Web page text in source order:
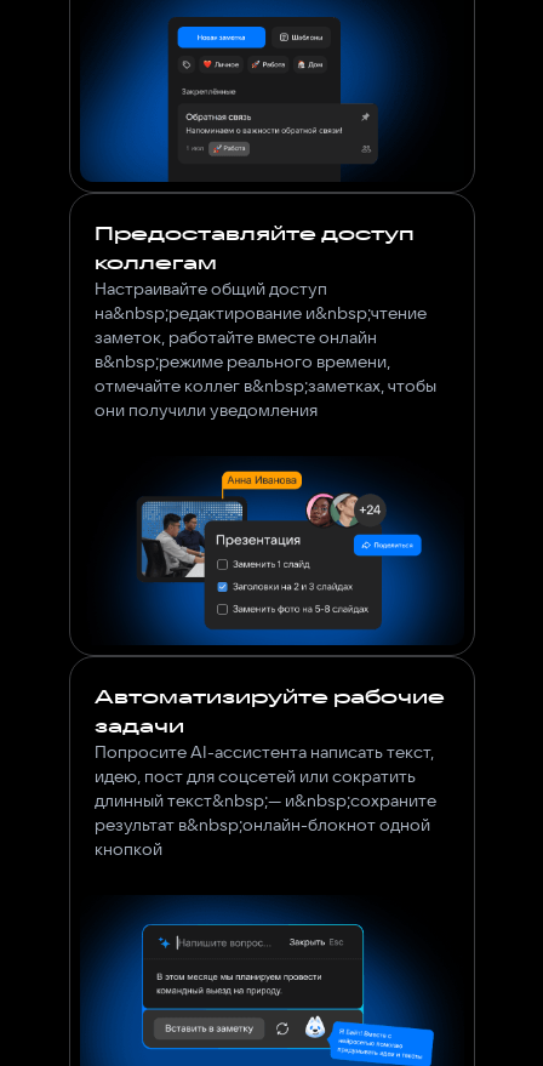
Предоставляйте доступ
коллегам
Настраивайте общий доступ
на&nbsp;редактирование и&nbsp;чтение
заметок, работайте вместе онлайн
в&nbsp;режиме реального времени,
отмечайте коллег в&nbsp;заметках, чтобы
они получили уведомления
Автоматизируйте рабочие
задачи
Попросите AI-ассистента написать текст,
идею, пост для соцсетей или сократить
длинный текст&nbsp;— и&nbsp;сохраните
результат в&nbsp;онлайн-блокнот одной
кнопкой